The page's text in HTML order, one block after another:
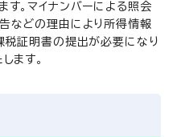
。マイナンバーによる照会
などの理由により所得情報
税証明書の提出が必要になり
ます。